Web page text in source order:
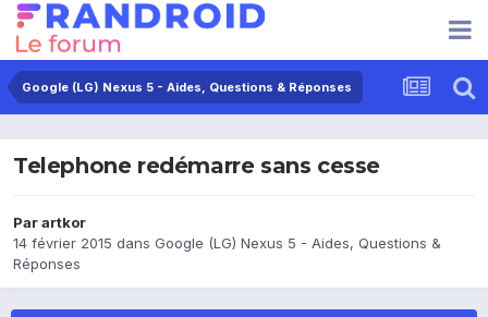
Google (LG) Nexus 5 - Aides, Questions & Réponses
Telephone redémarre sans cesse
Parartkor
14 février 2015 dans Google (LG) Nexus 5 - Aides, Questions &
Réponses